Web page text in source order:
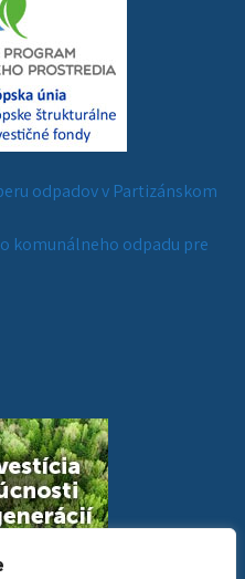
odpadov v Partizánskom
komunálneho odpadu pre